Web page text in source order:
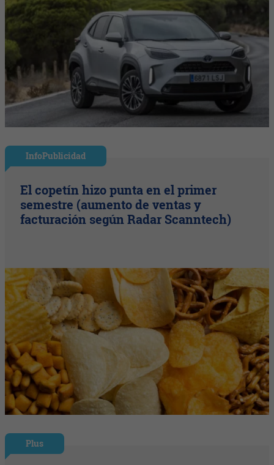
InfoPublicidad
El copetín hizo punta en el primer
semestre (aumento de ventas y
facturación según Radar Scanntech)
Plus